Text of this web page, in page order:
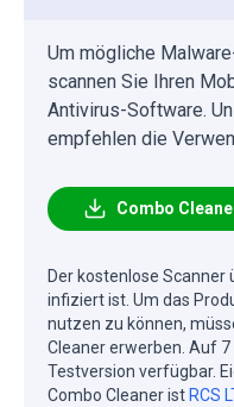
Um mögliche
scannen Sie Ihren
Antivirus-Software.
empfehlen die
Combo
Der kostenlose
infiziert ist. Um das
nutzen zu können,
Cleaner erwerben. Auf
Testversion verfügbar.
Combo Cleaner ist RCS